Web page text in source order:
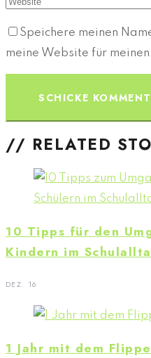
Speichere meinen
meine Website für meinen
// RELATED
10 Tipps für den
Kindern im
DEZ. 16
1 Jahr mit dem